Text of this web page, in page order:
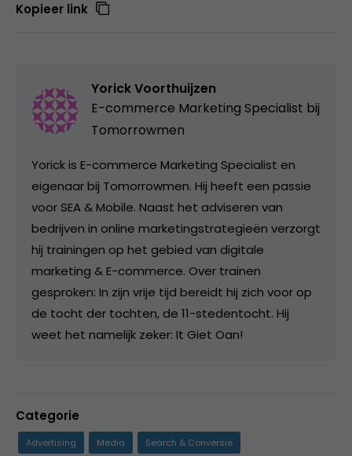
Kopieer link
Yorick Voorthuijzen
E-commerce Marketing Specialist bij
Tomorrowmen
Yorick is E-commerce Marketing Specialist en
eigenaar bij Tomorrowmen. Hij heeft een passie
voor SEA & Mobile. Naast het adviseren van
bedrijven in online marketingstrategieën verzorgt
hij trainingen op het gebied van digitale
marketing & E-commerce. Over trainen
gesproken: In zijn vrije tijd bereidt hij zich voor op
de tocht der tochten, de 11-stedentocht. Hij
weet het namelijk zeker: It Giet Oan!
Categorie
Advertising Media Search & Conversie